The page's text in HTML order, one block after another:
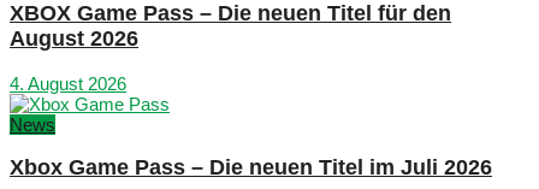
XBOX Game Pass – Die neuen Titel für den
August 2026
4. August 2026
News
Xbox Game Pass – Die neuen Titel im Juli 2026